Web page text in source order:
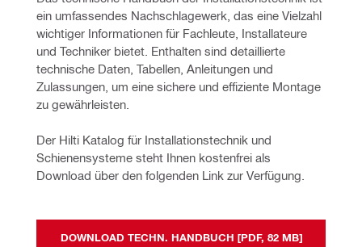
ein umfassendes Nachschlagewerk, das eine Vielzahl
wichtiger Informationen für Fachleute, Installateure
und Techniker bietet. Enthalten sind detaillierte
technische Daten, Tabellen, Anleitungen und
Zulassungen, um eine sichere und effiziente Montage
zu gewährleisten.
Der Hilti Katalog für Installationstechnik und
Schienensysteme steht Ihnen kostenfrei als
Download über den folgenden Link zur Verfügung.
DOWNLOAD TECHN. HANDBUCH [PDF, 82 MB]